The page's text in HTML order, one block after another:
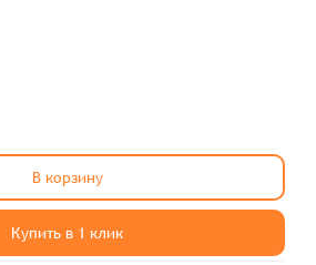
В корзину
Купить в 1 клик